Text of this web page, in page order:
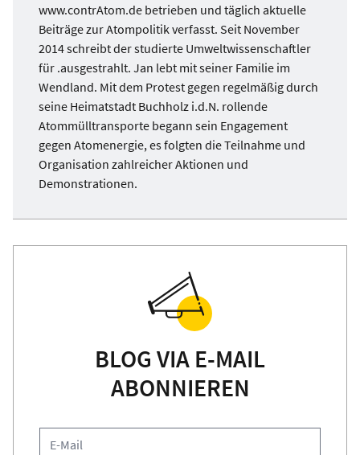
www.contrAtom.de betrieben und täglich aktuelle
Beiträge zur Atompolitik verfasst. Seit November
2014 schreibt der studierte Umweltwissenschaftler
für .ausgestrahlt. Jan lebt mit seiner Familie im
Wendland. Mit dem Protest gegen regelmäßig durch
seine Heimatstadt Buchholz i.d.N. rollende
Atommülltransporte begann sein Engagement
gegen Atomenergie, es folgten die Teilnahme und
Organisation zahlreicher Aktionen und
Demonstrationen.
BLOG VIA E-MAIL
ABONNIEREN